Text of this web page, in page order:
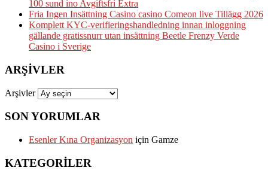
100 sund ino Avgiftsfri Extra
Fria Ingen Insättning Casino casino Comeon live Tillägg 2026
Komplett KYC-verifieringshandledning innan inloggning
gällande gratissnurr utan insättning Beetle Frenzy Verde
Casino i Sverige
ARŞIVLER
Arşivler
SON YORUMLAR
Esenler Kına Organizasyon için Gamze
KATEGORILER